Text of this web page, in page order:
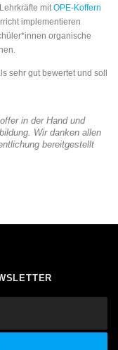
mitOPE-Koffern
implementieren
organische
sehr gut bewertet und soll
in der Hand und
Wir danken allen
bereitgestellt